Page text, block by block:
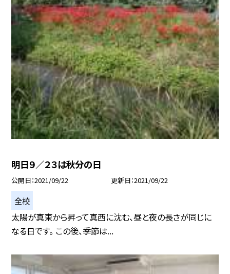
明日９／２３は秋分の日
公開日 2021/09/22 更新日 2021/09/22
全校
太陽が真東から昇って真西に沈む、昼と夜の長さが同じに
なる日です。 この後、季節は...